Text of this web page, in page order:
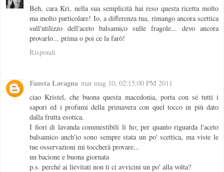
Beh, cara Kri, nella sua semplicità hai reso questa ricetta molto
ma molto particolare! Io, a differenza tua, rimango ancora scettica
sull'utilizzo dell'aceto balsamico sulle fragole... devo ancora
provarlo... prima o poi ce la farò!
Rispondi
Fausta Lavagna mar mag 10, 02:15:00 PM 2011
ciao Kristel, che buona questa macedonia, porta con sé tutti i
sapori ed i profumi della primavera con quel tocco in più dato
dalla frutta esotica.
I fiori di lavanda commestibili li ho; per quanto riguarda l'aceto
balsamico anch'io sono sempre stata un po' scettica, ma viste le
tue osservazioni mi toccherà provare...
un bacione e buona giornata
p.s. perché ai lievitati non ti ci avvicini un po' alla volta?